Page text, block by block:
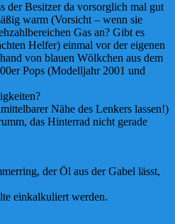
der Besitzer da vorsorglich mal gut
warm (Vorsicht – wenn sie
Gas an? Gibt es
Helfer) einmal vor der eigenen
von blauen Wölkchen aus dem
Pops (Modelljahr 2001 und
Nähe des Lenkers lassen!)
das Hinterrad nicht gerade
der Öl aus der Gabel lässt,
einkalkuliert werden.